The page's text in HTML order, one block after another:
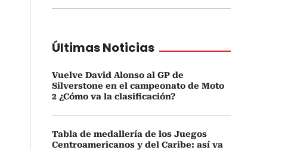
Últimas Noticias
Vuelve David Alonso al GP de
Silverstone en el campeonato de Moto
2 ¿Cómo va la clasificación?
Tabla de medallería de los Juegos
Centroamericanos y del Caribe: así va